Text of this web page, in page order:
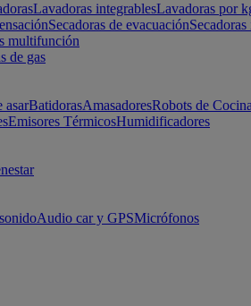
Lavadoras integrablesLavadoras por
Secadoras de evacuación
multifunción
de gas
asarBatidorasAmasadoresRobots de Cocina
Emisores TérmicosHumidificadores
Audio car y GPSMicrófonos